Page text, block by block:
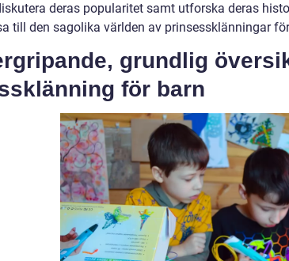
deras popularitet samt utforska deras
till den sagolika världen av prinsessklänningar
grundlig
för barn